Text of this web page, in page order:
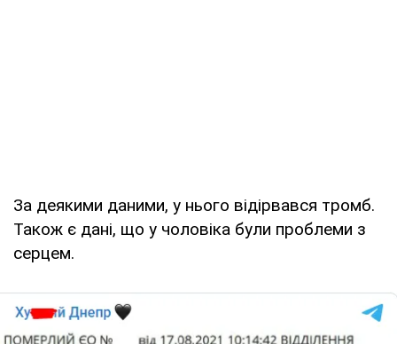
За деякими даними, у нього відірвався тромб.
Також є дані, що у чоловіка були проблеми з
серцем.